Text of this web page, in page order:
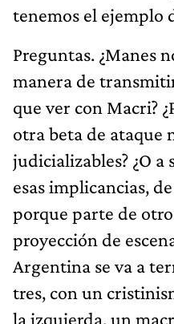
tenemos el ejemplo
Preguntas. ¿Manes
manera de
que ver con Macri?
otra beta de ataque
judicializables? ¿O a
esas implicancias,
porque parte de
proyección de
Argentina se va a
tres, con un
la izquierda, un